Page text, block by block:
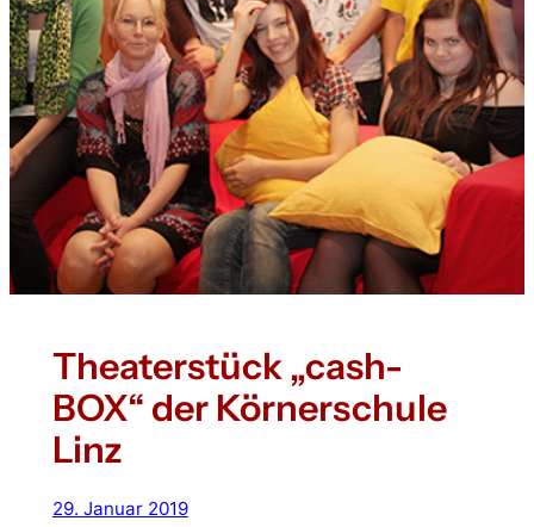
Theaterstück „cash-
BOX“ der Körnerschule
Linz
29. Januar 2019